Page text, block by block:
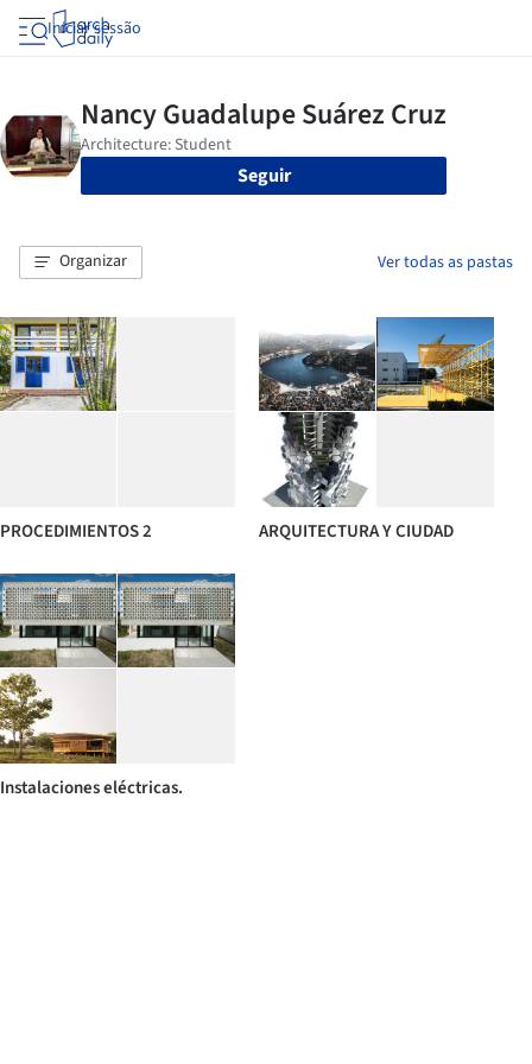
Iniciar sessão
Seguir
Organizar Ver todas as pastas
PROCEDIMIENTOS 2 ARQUITECTURA Y CIUDAD
Instalaciones eléctricas.